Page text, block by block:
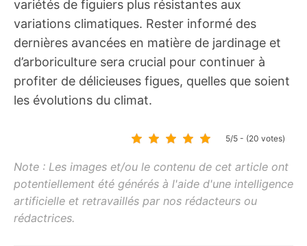
variétés de figuiers plus résistantes aux
variations climatiques. Rester informé des
dernières avancées en matière de jardinage et
d’arboriculture sera crucial pour continuer à
profiter de délicieuses figues, quelles que soient
les évolutions du climat.
5/5 - (20 votes)